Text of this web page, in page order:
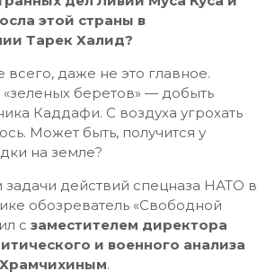
этой страны в
Тарек Халид?
всего, даже не это главное.
«зеленых беретов» — добыть
Каддафи. С воздуха угрохать
Может быть, получится у
на земле?
действий спецназа НАТО в
обозреватель «Свободной
с заместителем директора
и военного анализа
.